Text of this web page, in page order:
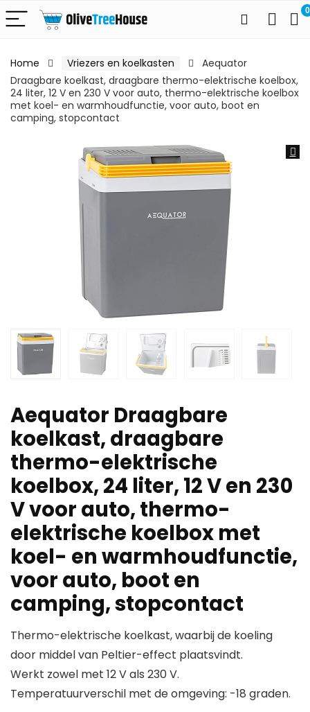
0
Home Vriezers en koelkasten
Aequator
Draagbare koelkast, draagbare thermo-elektrische koelbox,
24 liter, 12 V en 230 V voor auto, thermo-elektrische koelbox
met koel- en warmhoudfunctie, voor auto, boot en
camping, stopcontact
Aequator Draagbare
koelkast, draagbare
thermo-elektrische
koelbox, 24 liter, 12 V en 230
V voor auto, thermo-
elektrische koelbox met
koel- en warmhoudfunctie,
voor auto, boot en
camping, stopcontact
Thermo-elektrische koelkast, waarbij de koeling
door middel van Peltier-effect plaatsvindt.
Werkt zowel met 12 V als 230 V.
Temperatuurverschil met de omgeving: -18 graden.